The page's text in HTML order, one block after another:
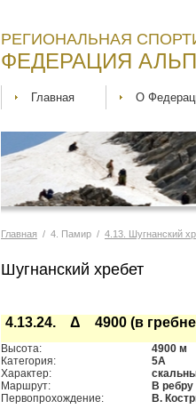
РЕГИОНАЛЬНАЯ
ФЕДЕРАЦИЯ
Главная О
Главная / 4. Памир / 4.13. Шугнанский
Шугнанский хребет
4.13.24. Δ 4900 (в
Высота:
4900 м
Категория:
5А
Характер:
Маршрут:
В ребру
Первопрохождение:
В.